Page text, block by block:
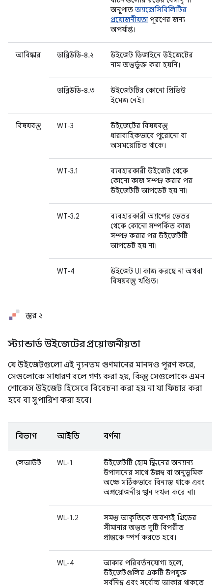
অনুপাতঅ্যাক্সেসিবিলিটির
প্রয়োজনীয়তাপূরণের জন্য
অপর্যাপ্ত।
আবিষ্কার ডাব্লিউডি-৪.২
উইজেট ডিজাইনে উইজেটের
নাম অন্তর্ভুক্ত করা হয়নি।
ডাব্লিউডি-৪.৩
উইজেটটির কোনো প্রিভিউ
ইমেজ নেই।
বিষয়বস্তু WT-3
উইজেটের বিষয়বস্তু
ধারাবাহিকভাবে পুরোনো বা
অসময়োচিত থাকে।
WT-3.1
ব্যবহারকারী উইজেট থেকে
কোনো কাজ সম্পন্ন করার পর
উইজেটটি আপডেট হয় না।
WT-3.2
ব্যবহারকারী অ্যাপের ভেতর
থেকে কোনো সম্পর্কিত কাজ
সম্পন্ন করার পর উইজেটটি
আপডেট হয় না।
WT-4
উইজেট UI কাজ করছে না অথবা
বিষয়বস্তু খণ্ডিত।
স্তর ২
স্ট্যান্ডার্ড উইজেটের প্রয়োজনীয়তা
যে উইজেটগুলো এই ন্যূনতম গুণমানের মানদণ্ড পূরণ করে,
সেগুলোকে সাধারণ বলে গণ্য করা হয়, কিন্তু সেগুলোকে এমন
শোকেস উইজেট হিসেবে বিবেচনা করা হয় না যা ফিচার করা
হবে বা সুপারিশ করা হবে।
বিভাগ আইডি বর্ণনা
লেআউট WL-1
উইজেটটি হোম স্ক্রিনের অন্যান্য
উপাদানের সাথে উল্লম্ব বা অনুভূমিক
অক্ষে সঠিকভাবে বিন্যস্ত থাকে এবং
অপ্রয়োজনীয় স্থান দখল করে না।
WL-1.2
সমস্ত আকৃতিকে অবশ্যই গ্রিডের
সীমানার অন্তত দুটি বিপরীত
প্রান্তকে স্পর্শ করতে হবে।
WL-4
আকার পরিবর্তনযোগ্য হলে,
উইজেটগুলির একটি উপযুক্ত
সর্বনিম্ন এবং সর্বোচ্চ আকার থাকতে